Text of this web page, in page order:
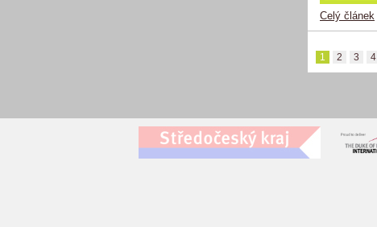
Celý článek
1 2 3 4